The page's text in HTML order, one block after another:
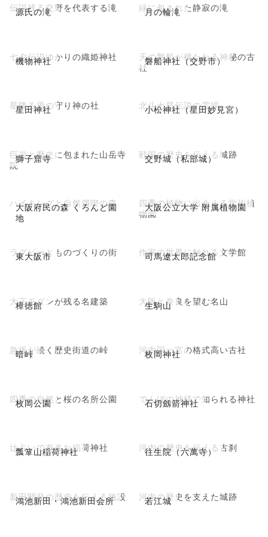
源氏の滝
伝説残る交野を代表する滝 月の輪滝
緑に包まれた静寂の滝
機物神社
七夕伝説ゆかりの織姫神社 磐船神社（交野市）
天の磐船が横たわる神秘の古
社
星田神社
星降る里の守り神の社 小松神社（星田妙見宮）
北斗七星伝説の霊場
獅子窟寺
巨岩と歴史に包まれた山岳寺
院
交野城（私部城）
戦国の歴史を伝える城跡
大阪府民の森 くろんど園
地
ハイキングと自然満喫の森 大阪公立大学 附属植物園
四季の植物に出会える学術植
物園
東大阪市
ラグビーとものづくりの街 司馬遼太郎記念館
作家の世界に触れる文学館
樟徳館
大正モダンが残る名建築 生駒山
大阪と奈良を望む名山
暗峠
急坂が続く歴史街道の峠 枚岡神社
河内国一宮の格式高い古社
枚岡公園
四季の自然と桜の名所公園 石切劔箭神社
でんぼの神様で知られる神社
瓢箪山稲荷神社
辻占いで有名な稲荷神社 往生院（六萬寺）
河内の歴史を伝える古刹
鴻池新田・鴻池新田会所
新田開発の歴史を伝える施設 若江城
河内の歴史を支えた城跡